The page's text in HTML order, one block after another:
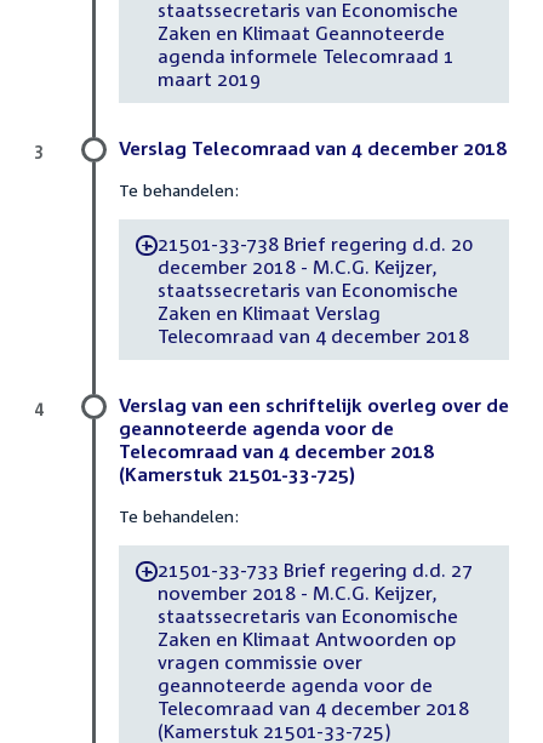
staatssecretaris van Economische
Zaken en Klimaat Geannoteerde
agenda informele Telecomraad 1
maart 2019
Verslag Telecomraad van 4 december 2018
Te behandelen:
-21501-33-738 Brief regering d.d. 20
december 2018 - M.C.G. Keijzer,
staatssecretaris van Economische
Zaken en Klimaat Verslag
Telecomraad van 4 december 2018
3
Verslag van een schriftelijk overleg over de
geannoteerde agenda voor de
Telecomraad van 4 december 2018
(Kamerstuk 21501-33-725)
Te behandelen:
-21501-33-733 Brief regering d.d. 27
november 2018 - M.C.G. Keijzer,
staatssecretaris van Economische
Zaken en Klimaat Antwoorden op
vragen commissie over
geannoteerde agenda voor de
Telecomraad van 4 december 2018
(Kamerstuk 21501-33-725)
4